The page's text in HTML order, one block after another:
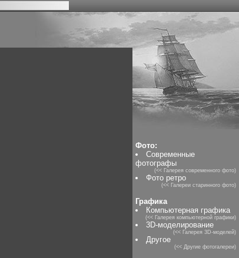
Фото:
Современные
фотографы
(<< Галерея современного фото)
Фото ретро
(<< Галереи старинного фото)
Графика
Компьютерная графика
(<< Галерея компьютерной графики)
3D-моделирование
(<< Галерея 3D-моделей)
Другое
(<< Другие фотогалереи)